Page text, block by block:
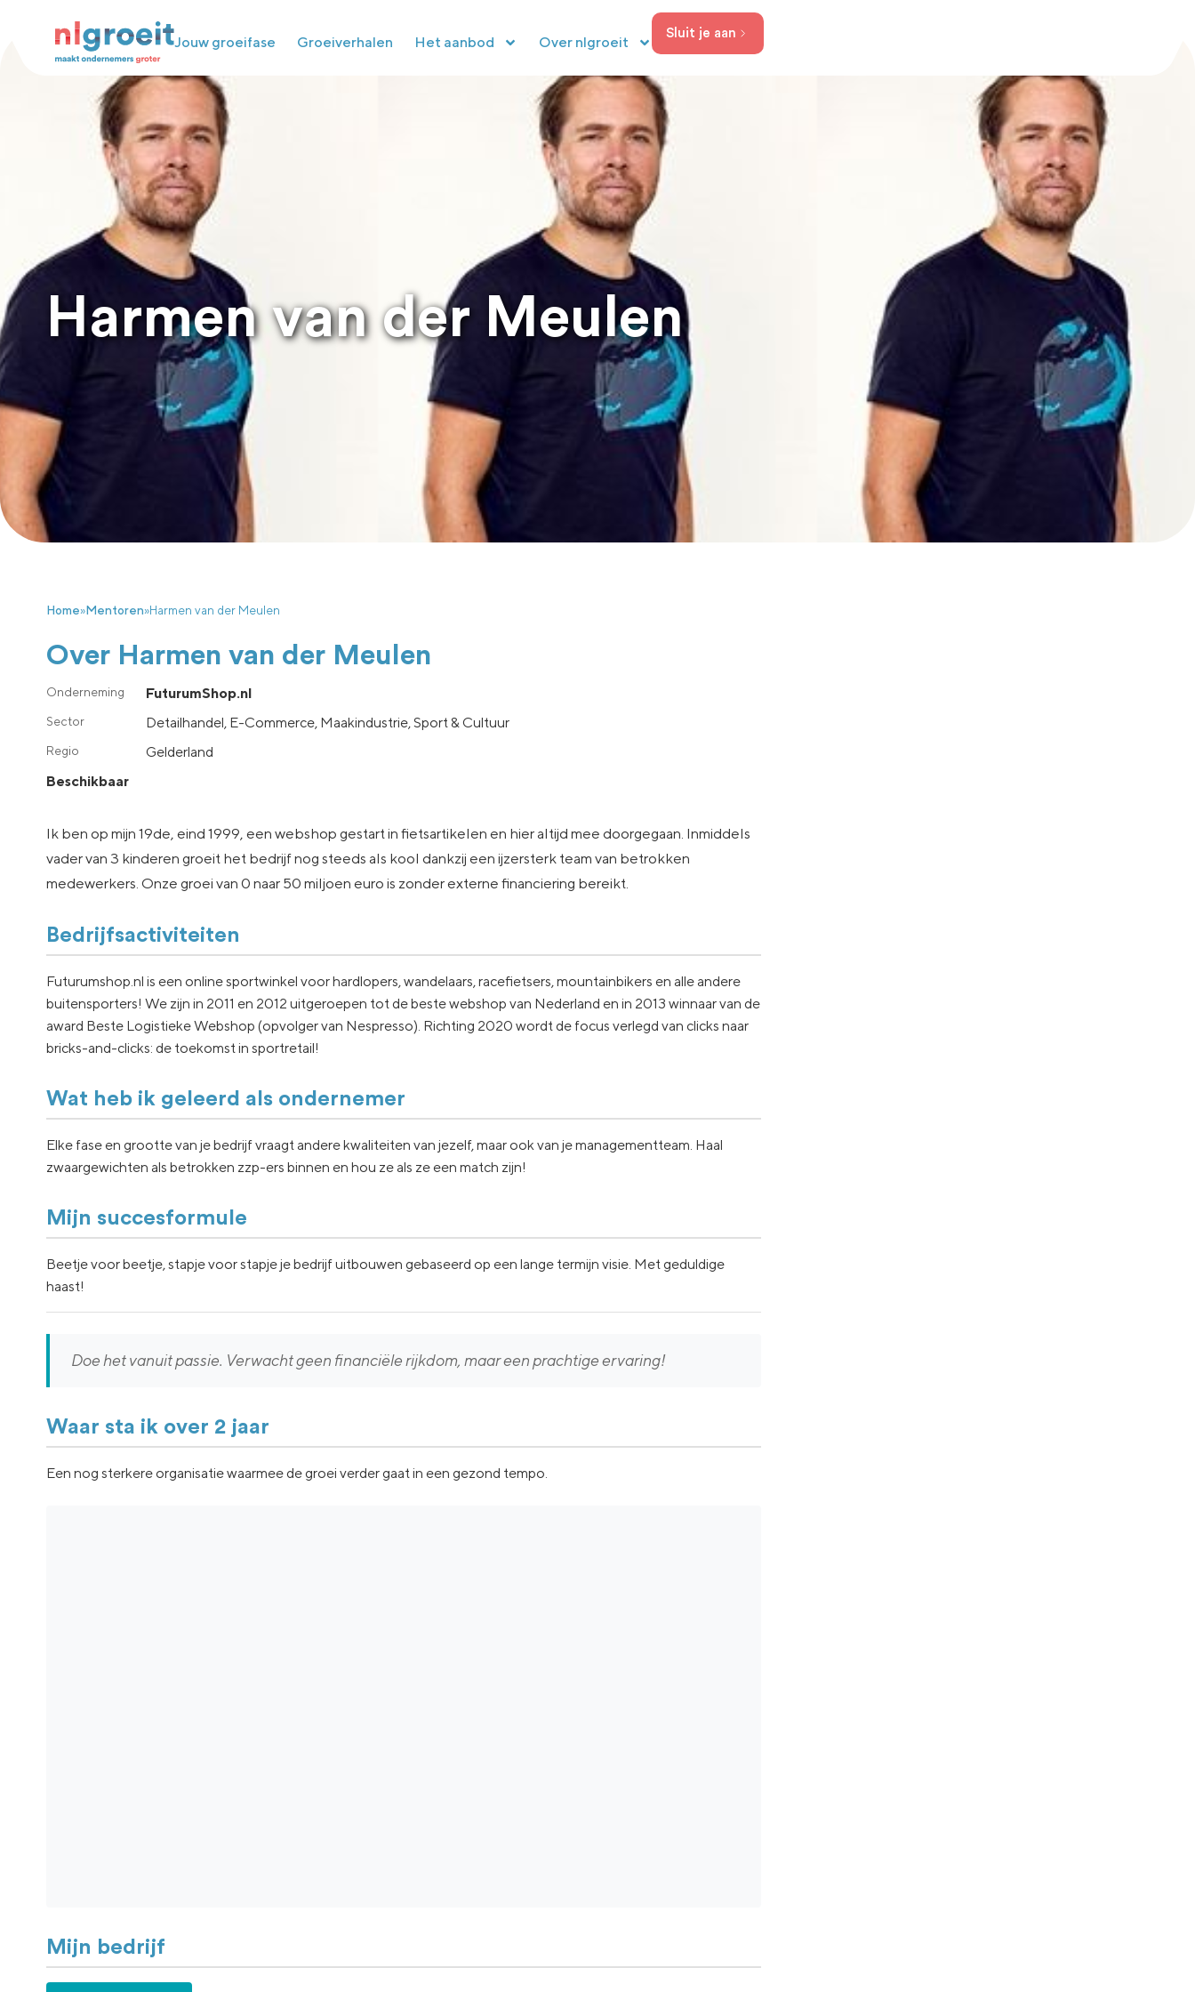
Jouw groeifase Groeiverhalen Het aanbod Over nlgroeit
Sluit je aan
Harmen van der Meulen
Home»Mentoren»Harmen van der Meulen
Over Harmen van der Meulen
FuturumShop.nl
Detailhandel, E-Commerce, Maakindustrie, Sport & Cultuur
gelderland
Beschikbaar
Ik ben op mijn 19de, eind 1999, een webshop gestart in fietsartikelen en hier altijd mee doorgegaan. Inmiddels
vader van 3 kinderen groeit het bedrijf nog steeds als kool dankzij een ijzersterk team van betrokken
medewerkers. Onze groei van 0 naar 50 miljoen euro is zonder externe financiering bereikt.
Bedrijfsactiviteiten
Futurumshop.nl is een online sportwinkel voor hardlopers, wandelaars, racefietsers, mountainbikers en alle andere
buitensporters! We zijn in 2011 en 2012 uitgeroepen tot de beste webshop van Nederland en in 2013 winnaar van de
award Beste Logistieke Webshop (opvolger van Nespresso). Richting 2020 wordt de focus verlegd van clicks naar
bricks-and-clicks: de toekomst in sportretail!
Wat heb ik geleerd als ondernemer
Elke fase en grootte van je bedrijf vraagt andere kwaliteiten van jezelf, maar ook van je managementteam. Haal
zwaargewichten als betrokken zzp-ers binnen en hou ze als ze een match zijn!
Mijn succesformule
Beetje voor beetje, stapje voor stapje je bedrijf uitbouwen gebaseerd op een lange termijn visie. Met geduldige
haast!
Doe het vanuit passie. Verwacht geen financiële rijkdom, maar een prachtige ervaring!
Waar sta ik over 2 jaar
Een nog sterkere organisatie waarmee de groei verder gaat in een gezond tempo.
Mijn bedrijf